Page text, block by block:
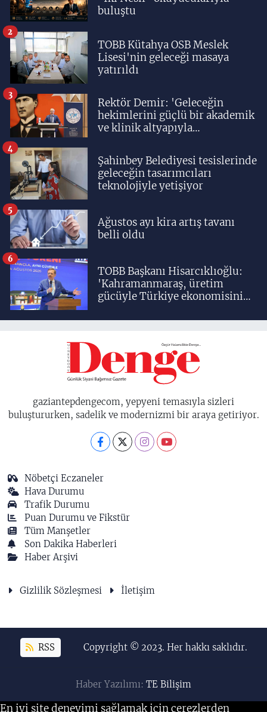
buluştu
TOBB Kütahya OSB Meslek
Lisesi'nin geleceği masaya
yatırıldı
2
Rektör Demir: 'Geleceğin
hekimlerini güçlü bir akademik
ve klinik altyapıyla
3
Şahinbey Belediyesi tesislerinde
geleceğin tasarımcıları
teknolojiyle yetişiyor
4
Ağustos ayı kira artış tavanı
belli oldu
5
TOBB Başkanı Hisarcıklıoğlu:
'Kahramanmaraş, üretim
gücüyle Türkiye ekonomisinin
birisidir'
6
gaziantepdengecom, yepyeni temasıyla sizleri
buluştururken, sadelik ve modernizmi bir araya getiriyor.
Nöbetçi Eczaneler
Hava Durumu
Trafik Durumu
Puan Durumu ve Fikstür
Tüm Manşetler
Son Dakika Haberleri
Haber Arşivi
Gizlilik Sözleşmesi İletişim
RSS Copyright © 2023. Her hakkı saklıdır.
Haber Yazılımı: TE Bilişim
En iyi site deneyimi sağlamak için çerezlerden